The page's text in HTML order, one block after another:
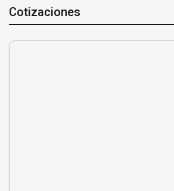
Cotizaciones